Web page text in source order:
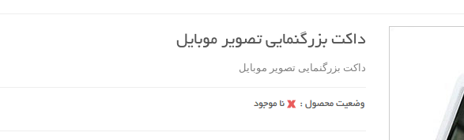
داکت بزرگنمایی تصویر موبایل
داکت بزرگنمایی تصویر موبایل